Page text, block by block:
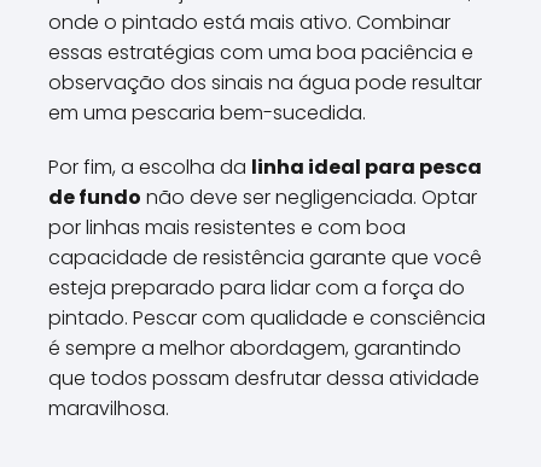
onde o pintado está mais ativo. Combinar
essas estratégias com uma boa paciência e
observação dos sinais na água pode resultar
em uma pescaria bem-sucedida.
Por fim, a escolha da linha ideal para pesca
de fundo não deve ser negligenciada. Optar
por linhas mais resistentes e com boa
capacidade de resistência garante que você
esteja preparado para lidar com a força do
pintado. Pescar com qualidade e consciência
é sempre a melhor abordagem, garantindo
que todos possam desfrutar dessa atividade
maravilhosa.